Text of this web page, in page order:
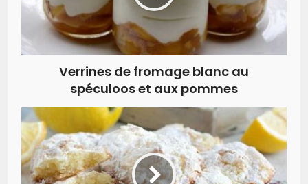
Verrines de fromage blanc au
spéculoos et aux pommes